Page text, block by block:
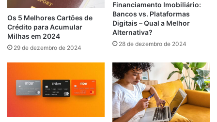
Os 5 Melhores Cartões de
Crédito para Acumular
Milhas em 2024
29 de dezembro de 2024
Financiamento Imobiliário:
Bancos vs. Plataformas
Digitais – Qual a Melhor
Alternativa?
28 de dezembro de 2024